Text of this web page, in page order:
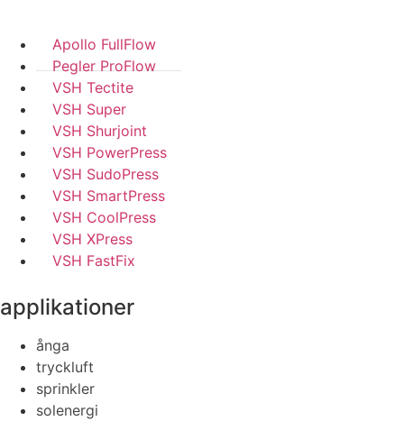
Apollo FullFlow
Pegler ProFlow
VSH Tectite
VSH Super
VSH Shurjoint
VSH PowerPress
VSH SudoPress
VSH SmartPress
VSH CoolPress
VSH XPress
VSH FastFix
applikationer
ånga
tryckluft
sprinkler
solenergi